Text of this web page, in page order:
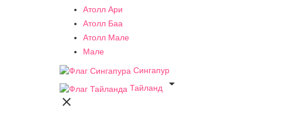
Атолл Ари
Атолл Баа
Атолл Мале
Мале
Сингапур
Тайланд

